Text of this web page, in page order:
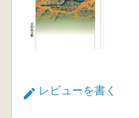
レビューを書く